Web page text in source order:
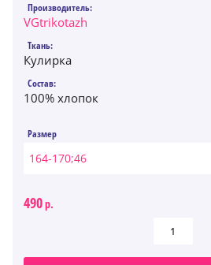
Производитель:
VGtrikotazh
Ткань:
Кулирка
Состав:
100% хлопок
Размер
164-170;46
490р.